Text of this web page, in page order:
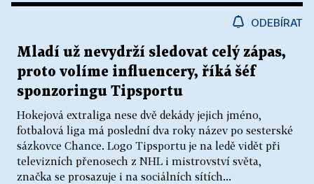
ODEBÍRAT
Mladí už nevydrží sledovat celý zápas,
proto volíme influencery, říká šéf
sponzoringu Tipsportu
Hokejová extraliga nese dvě dekády jejich jméno,
fotbalová liga má poslední dva roky název po sesterské
sázkovce Chance. Logo Tipsportu je na ledě vidět při
televizních přenosech z NHL i mistrovství světa,
značka se prosazuje i na sociálních sítích...